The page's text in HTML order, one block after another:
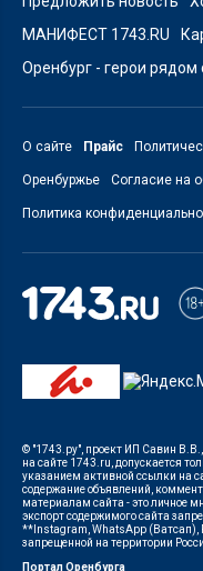
МАНИФЕСТ 1743.RU
Оренбург - герои рядом
О сайте Прайс
Оренбуржье Согласие на
Политика
© "1743.ру", проект ИП Савин
на сайте 1743.ru, допускается
указанием активной ссылки на
содержание объявлений,
материалам сайта - это личное
экспорт содержимого сайта
**Instagram, WhatsApp (Ватсап),
запрещенной на территории
Портал Оренбурга